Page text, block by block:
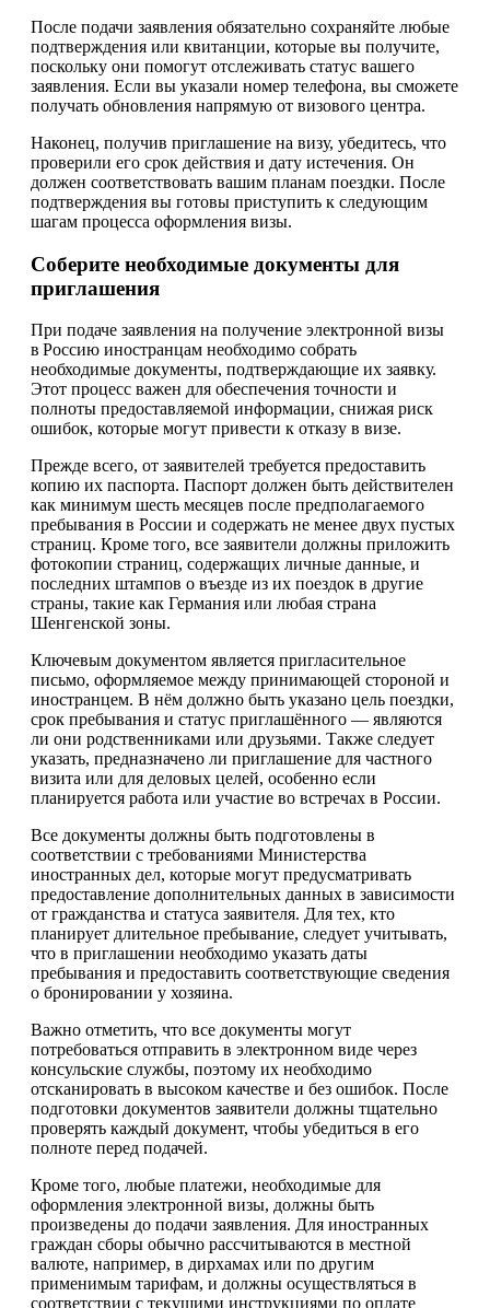
После подачи заявления обязательно сохраняйте любые
подтверждения или квитанции, которые вы получите,
поскольку они помогут отслеживать статус вашего
заявления. Если вы указали номер телефона, вы сможете
получать обновления напрямую от визового центра.
Наконец, получив приглашение на визу, убедитесь, что
проверили его срок действия и дату истечения. Он
должен соответствовать вашим планам поездки. После
подтверждения вы готовы приступить к следующим
шагам процесса оформления визы.
Соберите необходимые документы для
приглашения
При подаче заявления на получение электронной визы
в Россию иностранцам необходимо собрать
необходимые документы, подтверждающие их заявку.
Этот процесс важен для обеспечения точности и
полноты предоставляемой информации, снижая риск
ошибок, которые могут привести к отказу в визе.
Прежде всего, от заявителей требуется предоставить
копию их паспорта. Паспорт должен быть действителен
как минимум шесть месяцев после предполагаемого
пребывания в России и содержать не менее двух пустых
страниц. Кроме того, все заявители должны приложить
фотокопии страниц, содержащих личные данные, и
последних штампов о въезде из их поездок в другие
страны, такие как Германия или любая страна
Шенгенской зоны.
Ключевым документом является пригласительное
письмо, оформляемое между принимающей стороной и
иностранцем. В нём должно быть указано цель поездки,
срок пребывания и статус приглашённого — являются
ли они родственниками или друзьями. Также следует
указать, предназначено ли приглашение для частного
визита или для деловых целей, особенно если
планируется работа или участие во встречах в России.
Все документы должны быть подготовлены в
соответствии с требованиями Министерства
иностранных дел, которые могут предусматривать
предоставление дополнительных данных в зависимости
от гражданства и статуса заявителя. Для тех, кто
планирует длительное пребывание, следует учитывать,
что в приглашении необходимо указать даты
пребывания и предоставить соответствующие сведения
о бронировании у хозяина.
Важно отметить, что все документы могут
потребоваться отправить в электронном виде через
консульские службы, поэтому их необходимо
отсканировать в высоком качестве и без ошибок. После
подготовки документов заявители должны тщательно
проверять каждый документ, чтобы убедиться в его
полноте перед подачей.
Кроме того, любые платежи, необходимые для
оформления электронной визы, должны быть
произведены до подачи заявления. Для иностранных
граждан сборы обычно рассчитываются в местной
валюте, например, в дирхамах или по другим
применимым тарифам, и должны осуществляться в
соответствии с текущими инструкциями по оплате